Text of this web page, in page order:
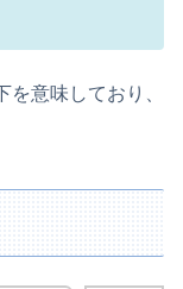
意味しており、